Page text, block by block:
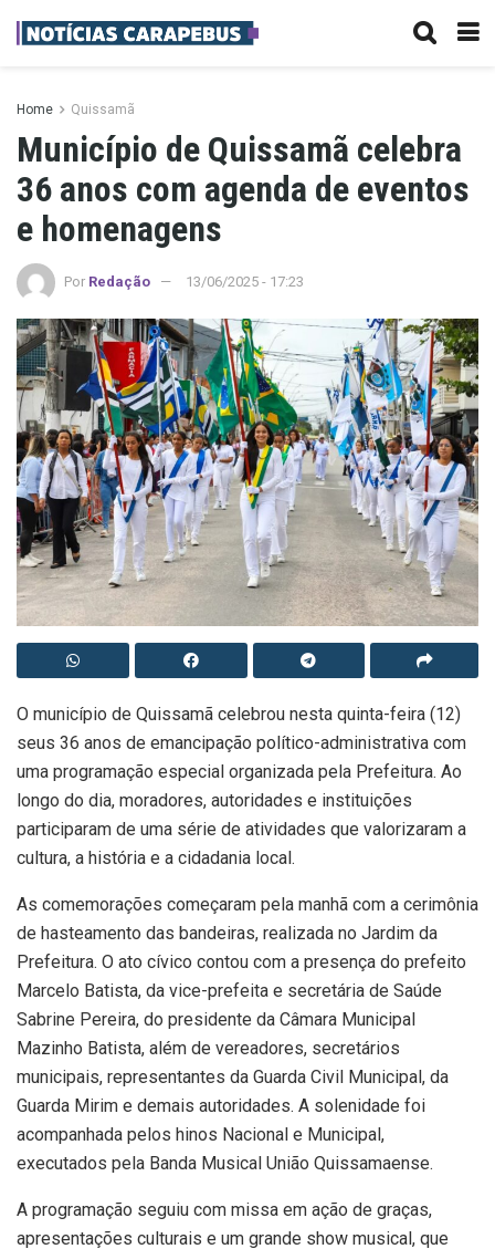
Home Quissamã
Município de Quissamã celebra
36 anos com agenda de eventos
e homenagens
Por Redação 13/06/2025 - 17:23
O município de Quissamã celebrou nesta quinta-feira (12)
seus 36 anos de emancipação político-administrativa com
uma programação especial organizada pela Prefeitura. Ao
longo do dia, moradores, autoridades e instituições
participaram de uma série de atividades que valorizaram a
cultura, a história e a cidadania local.
As comemorações começaram pela manhã com a cerimônia
de hasteamento das bandeiras, realizada no Jardim da
Prefeitura. O ato cívico contou com a presença do prefeito
Marcelo Batista, da vice-prefeita e secretária de Saúde
Sabrine Pereira, do presidente da Câmara Municipal
Mazinho Batista, além de vereadores, secretários
municipais, representantes da Guarda Civil Municipal, da
Guarda Mirim e demais autoridades. A solenidade foi
acompanhada pelos hinos Nacional e Municipal,
executados pela Banda Musical União Quissamaense.
A programação seguiu com missa em ação de graças,
apresentações culturais e um grande show musical, que